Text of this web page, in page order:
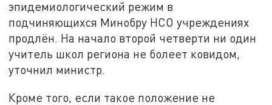
эпидемиологический режим в
подчиняющихся Минобру НСО учреждениях
продлён. На начало второй четверти ни один
учитель школ региона не болеет ковидом,
уточнил министр.
Кроме того, если такое положение не